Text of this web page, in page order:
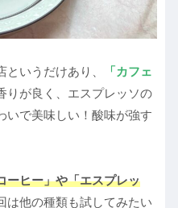
いうだけあり、
「カフェ
りが良く、エスプレッソの
いで美味しい！酸味が強す
ーヒー」や「エスプレッ
は他の種類も試してみたい